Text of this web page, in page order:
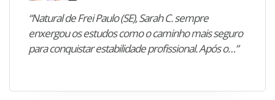
“Natural de Frei Paulo (SE), Sarah C. sempre
enxergou os estudos como o caminho mais seguro
para conquistar estabilidade profissional. Após o…”